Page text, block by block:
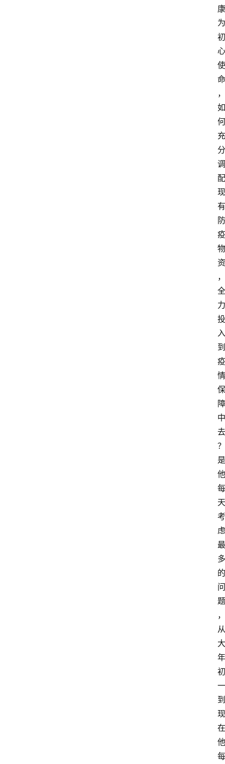
康
为
初
心
使
命
，
如
何
充
分
调
配
现
有
防
疫
物
资
，
全
力
投
入
到
疫
情
保
障
中
去
？
是
他
每
天
考
虑
最
多
的
问
题
，
从
大
年
初
一
到
现
在
他
每